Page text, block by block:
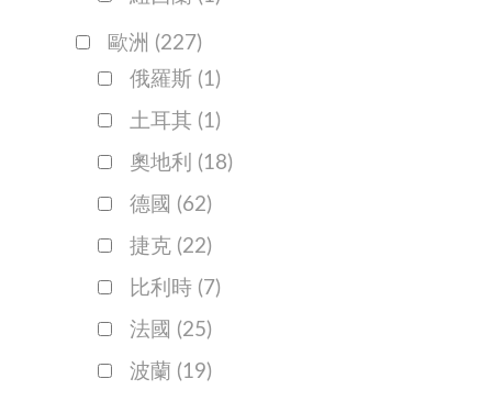
歐洲 (227)
俄羅斯 (1)
土耳其 (1)
奧地利 (18)
德國 (62)
捷克 (22)
比利時 (7)
法國 (25)
波蘭 (19)